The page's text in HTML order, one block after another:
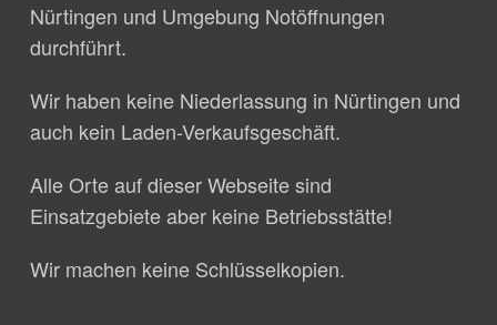
Nürtingen und Umgebung Notöffnungen
durchführt.
Wir haben keine Niederlassung in Nürtingen und
auch kein Laden-Verkaufsgeschäft.
Alle Orte auf dieser Webseite sind
Einsatzgebiete aber keine Betriebsstätte!
Wir machen keine Schlüsselkopien.